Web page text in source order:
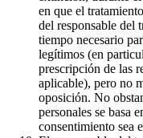
en que el
del responsable del
tiempo necesario
legítimos (en
prescripción de las
aplicable), pero no
oposición. No
personales se basa
consentimiento sea